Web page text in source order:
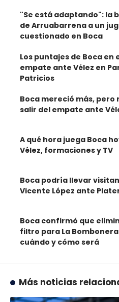
"Se está adaptando": la
de Arruabarrena a un
cuestionado en Boca
Los puntajes de Boca en
empate ante Vélez en
Patricios
Boca mereció más, pero
salir del empate ante
A qué hora juega Boca
Vélez, formaciones y TV
Boca podría llevar
Vicente López ante
Boca confirmó que
filtro para La
cuándo y cómo será
Más noticias